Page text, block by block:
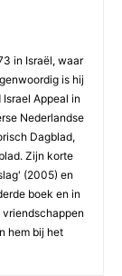
in Israël, waar
is hij
Appeal in
Nederlandse
Dagblad,
Zijn korte
(2005) en
boek en in
hem bij het